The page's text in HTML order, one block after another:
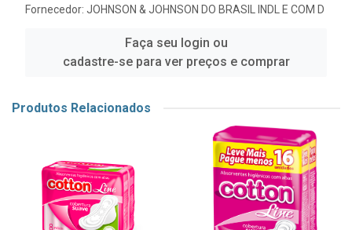
Fornecedor: JOHNSON & JOHNSON DO BRASIL INDL E COM D
Faça seu login ou
cadastre-se para ver preços e comprar
Produtos Relacionados